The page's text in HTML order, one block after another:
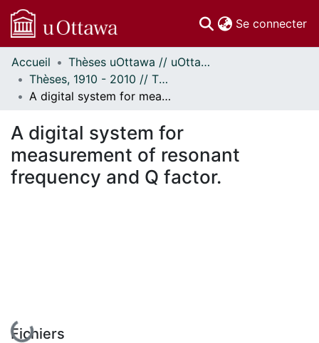
Se connecter
Communautés
et collections
Parcourir
À propos
Accueil
Thèses uOttawa // uOttawa Theses
Thèses, 1910 - 2010 // Theses, 1910 - 2010
A digital system for measurement of resonant frequency and Q factor.
A digital system for
measurement of resonant
frequency and Q factor.
En cours de chargement...
Fichiers